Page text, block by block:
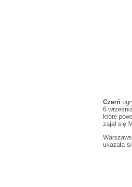
Czerń
6
które
zajął się
ukazała